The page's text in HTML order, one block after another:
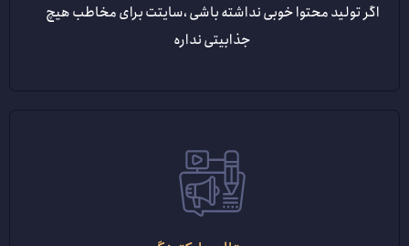
اگر تولید محتوا خوبی نداشته باشی ،سایتت برای مخاطب هیچ
جذابیتی نداره